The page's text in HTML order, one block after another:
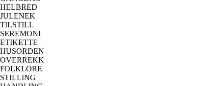
HELBRED
JULENEK
TILSTILL
SEREMONI
ETIKETTE
HUSORDEN
OVERREKK
FOLKLORE
STILLING